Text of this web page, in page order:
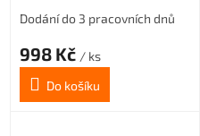
Dodání do 3 pracovních dnů
998 Kč / ks
Do košíku